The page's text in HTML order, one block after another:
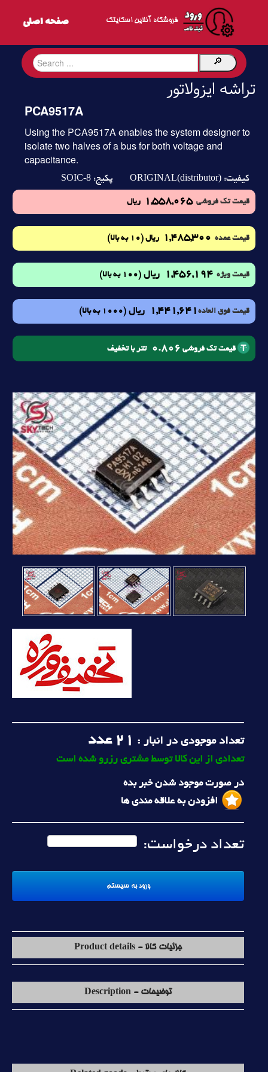
فروشگاه آنلاین اسکایتک
تراشه ایزولاتور
PCA9517A
Using the PCA9517A enables the system designer to
isolate two halves of a bus for both voltage and
capacitance.
کیفیت: ORIGINAL(distributor) پکیج: SOIC-8
قیمت تک فروشی1,558,065 ریال
قیمت عمده 1,485,300 ریال (10 به بالا)
قیمت ویژه 1,456,194 ریال (100 به بالا)
قیمت فوق العاده 1,441,641 ریال (1000 به بالا)
قیمت تک فروشی 0.806 تتر با تخفیف
تعداد موجودی در انبار : 21 عدد
تعدادی از این کالا توسط مشتری رزرو شده است
در صورت موجود شدن خبر بده
افزودن به علاقه مندی ها
تعداد درخواست:
جزئیات کالا - Product details
توضیحات - Description